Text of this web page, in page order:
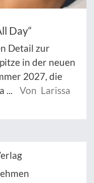
Day“
Detail zur
in der neuen
2027, die
...
Von Larissa